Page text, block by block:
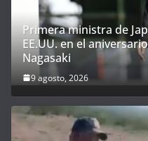
Primera ministra de
EE.UU. en el
Nagasaki
9 agosto, 2026